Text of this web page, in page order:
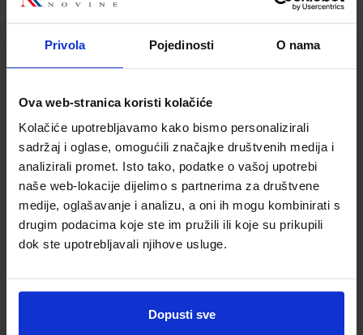
Privola Pojedinosti O nama
Ova web-stranica koristi kolačiće
Kolačiće upotrebljavamo kako bismo personalizirali
sadržaj i oglase, omogućili značajke društvenih medija i
analizirali promet. Isto tako, podatke o vašoj upotrebi
naše web-lokacije dijelimo s partnerima za društvene
medije, oglašavanje i analizu, a oni ih mogu kombinirati s
drugim podacima koje ste im pružili ili koje su prikupili
dok ste upotrebljavali njihove usluge.
Dopusti sve
Nakladnik:ŠKOLSKA KNJIGA d.d.
Registarski
broj ministarstva:
6988
TEHNOLOGIJA GORIVA I MAZIVA; radna
bilježnica za 2. razred škola za cestovni
promet
Ivanka Filipan